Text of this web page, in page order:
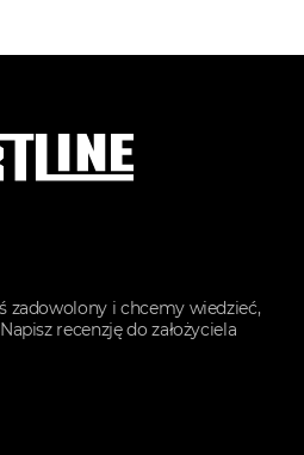
zadowolony i chcemy wiedzieć,
recenzję do założyciela